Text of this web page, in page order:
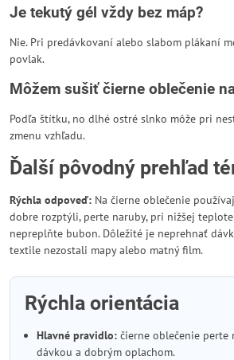
Je tekutý gél vždy bez máp?
Nie. Pri predávkovaní alebo slabom plákaní
povlak.
Môžem sušiť čierne oblečenie
Podľa štítku, no dlhé ostré slnko môže pri
zmenu vzhľadu.
Ďalší pôvodný prehľad
Rýchla odpoveď: Na čierne oblečenie
dobre rozptýli, perte naruby, pri nižšej
nepreplňte bubon. Dôležité je neprehnať
textile nezostali mapy alebo matný film.
Rýchla orientácia
Hlavné pravidlo: čierne oblečenie perte
dávkou a dobrým oplachom.